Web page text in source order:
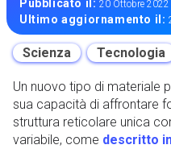
Pubblicato il:20 Ottobre 2022
Ultimo aggiornamento il:
Scienza Tecnologia
Un nuovo tipo di materiale
sua capacità di affrontare
struttura reticolare unica
variabile, come descritto